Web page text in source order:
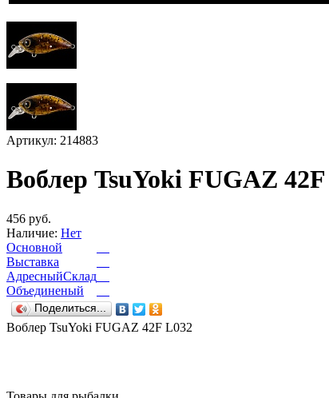
Артикул: 214883
Воблер TsuYoki FUGAZ
456 руб.
Наличие: Нет
Основной
Выставка
АдресныйСклад
Объединеный
Поделиться...
Воблер TsuYoki FUGAZ 42F L032